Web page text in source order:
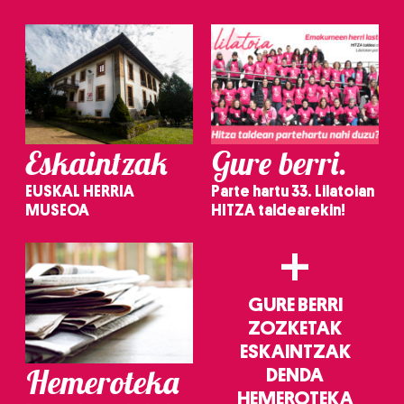
Eskaintzak
EUSKAL HERRIA
MUSEOA
Gure berri.
Parte hartu 33. Lilatoian
HITZA taldearekin!
Hemeroteka
+
GURE BERRI
ZOZKETAK
ESKAINTZAK
DENDA
HEMEROTEKA